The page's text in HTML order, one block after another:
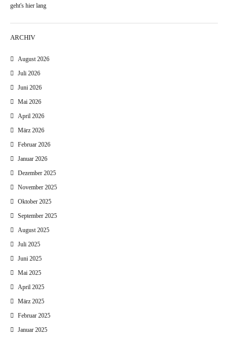
geht's hier lang
ARCHIV
August 2026
Juli 2026
Juni 2026
Mai 2026
April 2026
März 2026
Februar 2026
Januar 2026
Dezember 2025
November 2025
Oktober 2025
September 2025
August 2025
Juli 2025
Juni 2025
Mai 2025
April 2025
März 2025
Februar 2025
Januar 2025